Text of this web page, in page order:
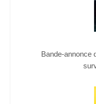
Bande-annonce